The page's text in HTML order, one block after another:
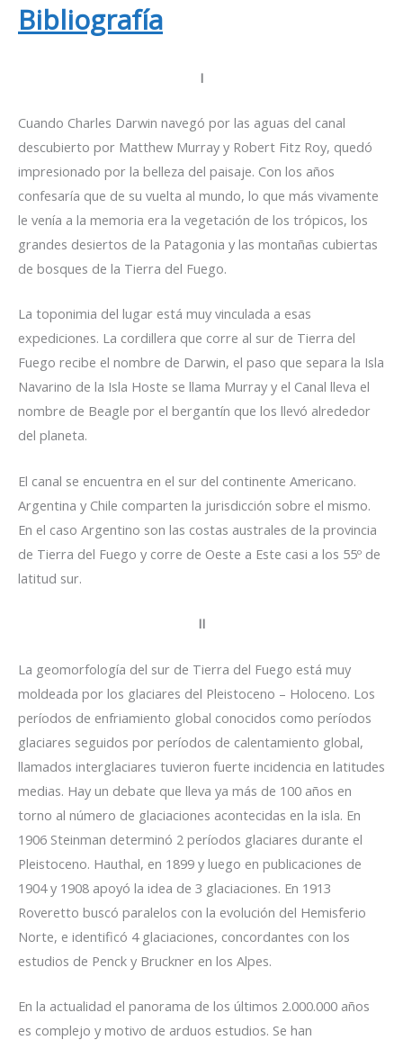
Bibliografía
I
Cuando Charles Darwin navegó por las aguas del canal
descubierto por Matthew Murray y Robert Fitz Roy, quedó
impresionado por la belleza del paisaje. Con los años
confesaría que de su vuelta al mundo, lo que más vivamente
le venía a la memoria era la vegetación de los trópicos, los
grandes desiertos de la Patagonia y las montañas cubiertas
de bosques de la Tierra del Fuego.
La toponimia del lugar está muy vinculada a esas
expediciones. La cordillera que corre al sur de Tierra del
Fuego recibe el nombre de Darwin, el paso que separa la Isla
Navarino de la Isla Hoste se llama Murray y el Canal lleva el
nombre de Beagle por el bergantín que los llevó alrededor
del planeta.
El canal se encuentra en el sur del continente Americano.
Argentina y Chile comparten la jurisdicción sobre el mismo.
En el caso Argentino son las costas australes de la provincia
de Tierra del Fuego y corre de Oeste a Este casi a los 55º de
latitud sur.
II
La geomorfología del sur de Tierra del Fuego está muy
moldeada por los glaciares del Pleistoceno – Holoceno. Los
períodos de enfriamiento global conocidos como períodos
glaciares seguidos por períodos de calentamiento global,
llamados interglaciares tuvieron fuerte incidencia en latitudes
medias. Hay un debate que lleva ya más de 100 años en
torno al número de glaciaciones acontecidas en la isla. En
1906 Steinman determinó 2 períodos glaciares durante el
Pleistoceno. Hauthal, en 1899 y luego en publicaciones de
1904 y 1908 apoyó la idea de 3 glaciaciones. En 1913
Roveretto buscó paralelos con la evolución del Hemisferio
Norte, e identificó 4 glaciaciones, concordantes con los
estudios de Penck y Bruckner en los Alpes.
En la actualidad el panorama de los últimos 2.000.000 años
es complejo y motivo de arduos estudios. Se han